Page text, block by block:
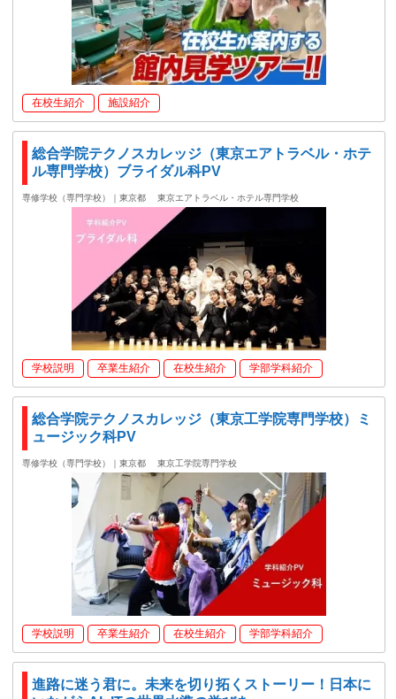
在校生紹介 施設紹介
総合学院テクノスカレッジ（東京エアトラベル・ホテ
ル専門学校）ブライダル科PV
専修学校（専門学校）｜東京都 東京エアトラベル・ホテル専門学校
学校説明 卒業生紹介 在校生紹介 学部学科紹介
総合学院テクノスカレッジ（東京工学院専門学校）ミ
ュージック科PV
専修学校（専門学校）｜東京都 東京工学院専門学校
学校説明 卒業生紹介 在校生紹介 学部学科紹介
進路に迷う君に。未来を切り拓くストーリー！日本に